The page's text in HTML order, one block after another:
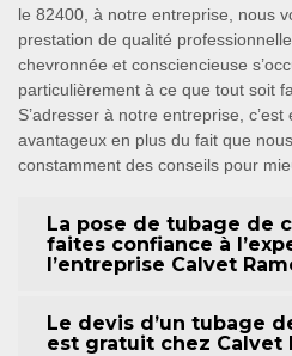
le 82400, à notre entreprise, nous
prestation de qualité
chevronnée et consciencieuse
particulièrement à ce que tout soit
S’adresser à notre entreprise,
avantageux en plus du fait que
constamment des conseils pour
La pose de tubage de
faites confiance à
l’entreprise Calvet
Le devis d’un tubage
est gratuit chez Calvet